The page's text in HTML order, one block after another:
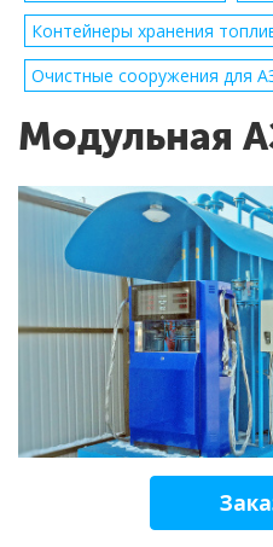
Контейнеры хранения
Очистные сооружения для
Модульная